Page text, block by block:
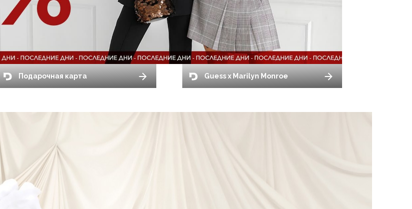
Подарочная карта Guess x Marilyn Monroe